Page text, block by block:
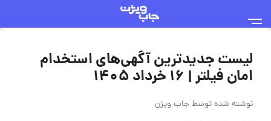
لیست جدیدترین آگهی‌های استخدام
امان فیلتر | ۱۶ خرداد ۱۴۰۵
نوشته شده توسطجاب ویژن